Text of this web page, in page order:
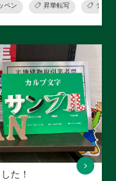
ペン 昇華転写 デザ
た！